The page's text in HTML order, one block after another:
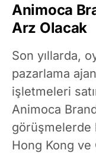
Animoca
Arz Olacak
Son yıllarda,
pazarlama
işletmeleri
Animoca
görüşmelerde
Hong Kong ve